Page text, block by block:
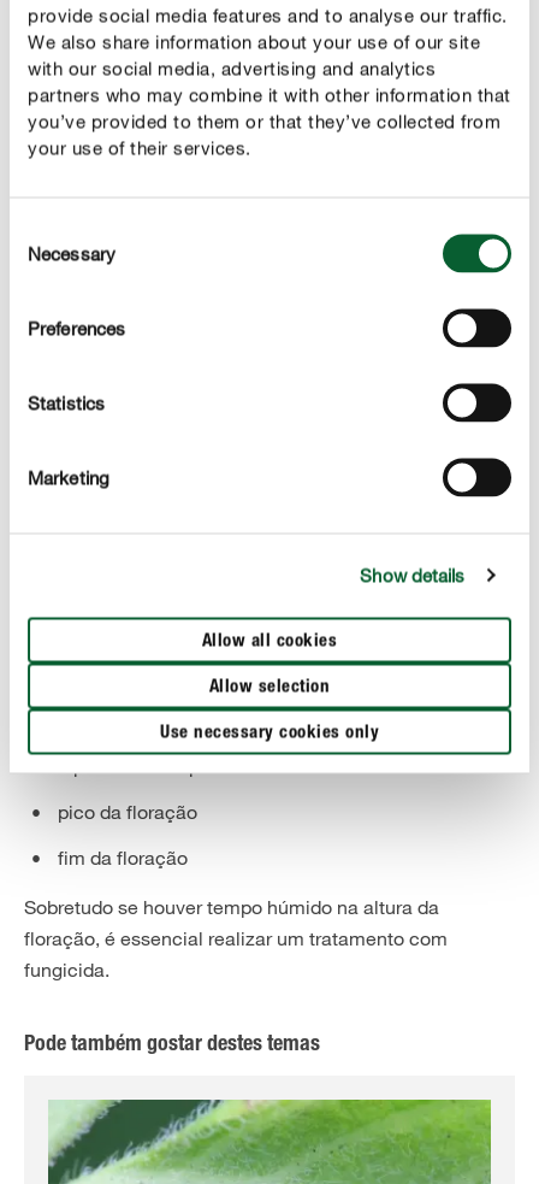
provide social media features and to analyse our traffic.
We also share information about your use of our site
with our social media, advertising and analytics
partners who may combine it with other information that
you’ve provided to them or that they’ve collected from
your use of their services.
Selection
Necessary
Preferences
Statistics
Marketing
Show details
Allow all cookies
Allow selection
Use necessary cookies only
as flores para conseguir alcançar a partir daí o ramo.
Este começa a ficar mais seco e começa a morrer
parcialmente. Também os frutos podem ser afetados.
Feridas e fissuras permitem a entrada do fungo. As
frutas caem ou ficam enrugadas, permanecendo como
múmias de fruta na árvore.
Assim pode combater a moniliose
Retire regularmente todas as múmias de fruta e ramos
atacados pelo fungo para reduzir o risco de infestação
de outras partes da planta. As múmias e os ramos secos
podem facilmente ser retirados aquando da poda no
mais arejada, ajudando a que não seja retida tanta
possível limitar em muito o ataque deste fungo. Além
durante a altura da floração. O tratamento só assim se
torna eficaz.
São necessários 3 tratamentos:
pico da floração
fim da floração
Sobretudo se houver tempo húmido na altura da
floração, é essencial realizar um tratamento com
fungicida.
Pode também gostar destes temas